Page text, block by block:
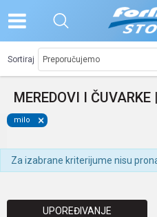
MEREDOVI I
Sortiraj
milo
Za izabrane kriterijume nisu
UPOREĐIVANJE